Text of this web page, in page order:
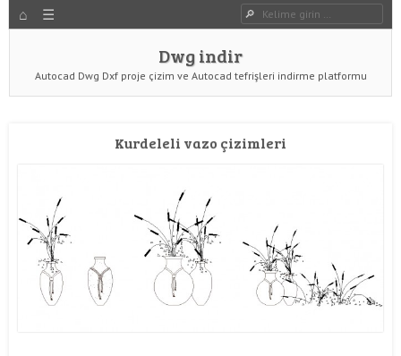
HOME Dwg Ara
Dwg indir
Autocad Dwg Dxf proje çizim ve Autocad tefrişleri indirme platformu
Kurdeleli vazo çizimleri